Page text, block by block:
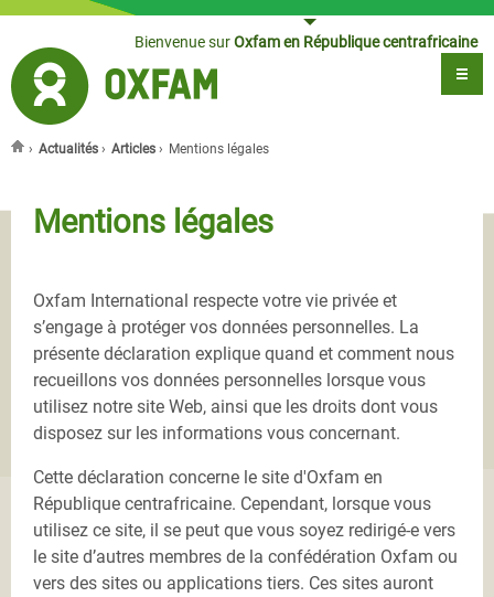
Jump to navigationBienvenue surOxfam en République centrafricaine
› Actualités › Articles › Mentions légales
Mentions légales
Oxfam International respecte votre vie privée et
s’engage à protéger vos données personnelles. La
présente déclaration explique quand et comment nous
recueillons vos données personnelles lorsque vous
utilisez notre site Web, ainsi que les droits dont vous
disposez sur les informations vous concernant.
Cette déclaration concerne le site d'Oxfam en
République centrafricaine. Cependant, lorsque vous
utilisez ce site, il se peut que vous soyez redirigé-e vers
le site d’autres membres de la confédération Oxfam ou
vers des sites ou applications tiers. Ces sites auront